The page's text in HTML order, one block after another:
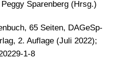
Sparenberg (Hrsg.)
65 Seiten, DAGeSp-
2. Auflage (Juli 2022);
1-8